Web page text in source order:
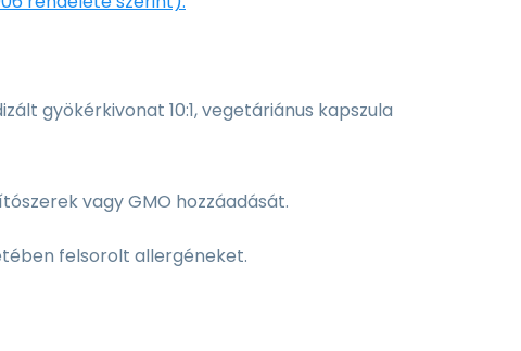
gyökérkivonat 10:1, vegetáriánus kapszula
vagy GMO hozzáadását.
felsorolt allergéneket.